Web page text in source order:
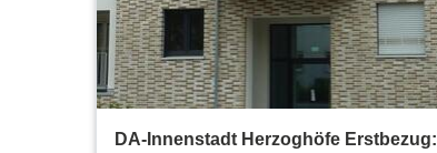
DA-Innenstadt Herzoghöfe Erstbezug: